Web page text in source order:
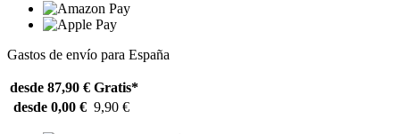
Gastos de envío para España
desde 87,90 € Gratis*
desde 0,00 € 9,90 €